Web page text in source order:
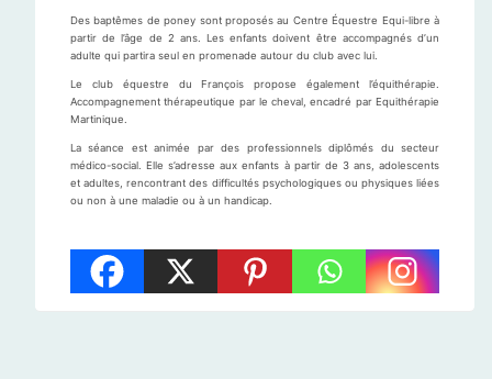
Des baptêmes de poney sont proposés au Centre Équestre Equi-libre à
partir de l’âge de 2 ans. Les enfants doivent être accompagnés d’un
adulte qui partira seul en promenade autour du club avec lui.
Le club équestre du François propose également l’équithérapie.
Accompagnement thérapeutique par le cheval, encadré par Equithérapie
Martinique.
La séance est animée par des professionnels diplômés du secteur
médico-social. Elle s’adresse aux enfants à partir de 3 ans, adolescents
et adultes, rencontrant des difficultés psychologiques ou physiques liées
ou non à une maladie ou à un handicap.